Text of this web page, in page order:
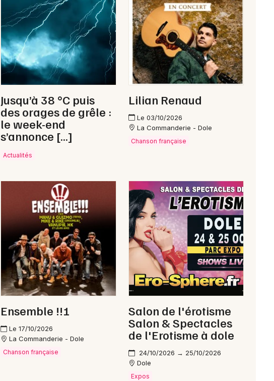
Newsletter des sorties
Artistes en tournée
Actus à Champagnole
Magazine à Champagnole
39 - Jura
Choisir mes départements
Je m'abonne
Jusqu’à 38 °C puis
des orages de grêle :
le week-end
s’annonce […]
Actualités
Lilian Renaud
Le 03/10/2026
La Commanderie - Dole
Chanson française
Ensemble !!!
Le 17/10/2026
La Commanderie - Dole
Chanson française
Salon de l'érotisme
Salon & Spectacles
de l'Erotisme à dole
24/10/2026 → 25/10/2026
Dole
Expos